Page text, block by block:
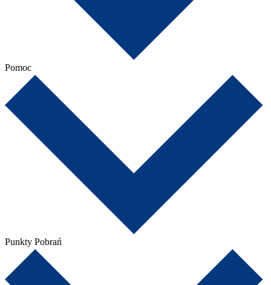
Pomoc
Punkty Pobrań